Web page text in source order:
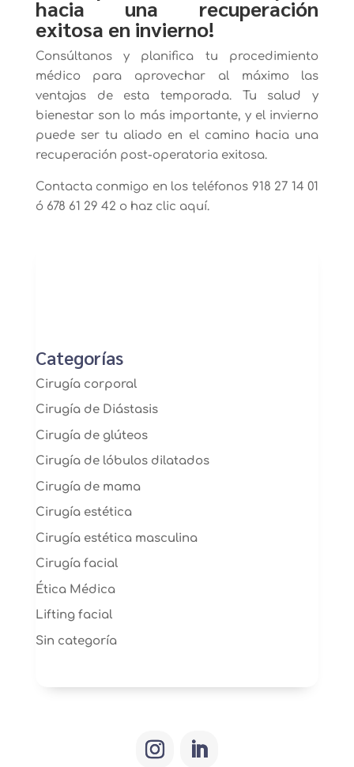
hacia una recuperación
exitosa en invierno!
Consúltanos y planifica tu procedimiento
médico para aprovechar al máximo las
ventajas de esta temporada. Tu salud y
bienestar son lo más importante, y el invierno
puede ser tu aliado en el camino hacia una
recuperación post-operatoria exitosa.
Contacta conmigo en los teléfonos 918 27 14 01
ó 678 61 29 42 o haz clic aquí.
Categorías
Cirugía corporal
Cirugía de Diástasis
Cirugía de glúteos
Cirugía de lóbulos dilatados
Cirugía de mama
Cirugía estética
Cirugía estética masculina
Cirugía facial
Ética Médica
Lifting facial
Sin categoría